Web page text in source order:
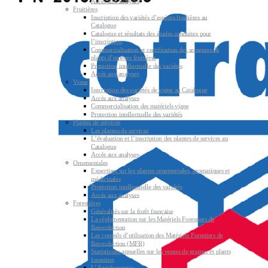
Fruitières
Inscription des variétés d’espèces fruitières au
Catalogue
Catalogue et résultats des études conduites pour
l’inscription
Commercialisation et certification des semences &
plants d’espèces fruitières
Protection intellectuelle des variétés
Accès aux analyses
Vigne
Inscription des variétés de vigne au Catalogue
Accès aux analyses
Commercialisation des matériels vigne
Protection intellectuelle des variétés
Plantes de services
Les plantes de services
L’évaluation et l’inscription des plantes de services au
Catalogue
Accès aux analyses
Ornementales
Expertises sur les plantes ornementales, aromatiques et
médicinales
Protection intellectuelle des variétés
Accès aux analyses
Forestières
Généralités sur la forêt française
La réglementation sur les Matériels Forestiers de
Reproduction
Les conseils d’utilisation des Matériels Forestiers de
Reproduction (MFR)
Statistiques annuelles sur les ventes de graines et plants
forestiers